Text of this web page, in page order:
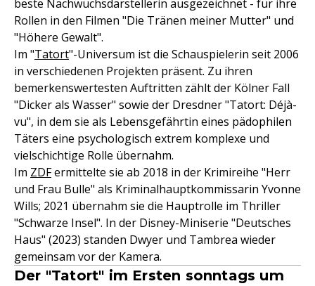
beste Nachwuchsdarstellerin ausgezeichnet - für ihre
Rollen in den Filmen "Die Tränen meiner Mutter" und
"Höhere Gewalt".
Im "Tatort"-Universum ist die Schauspielerin seit 2006
in verschiedenen Projekten präsent. Zu ihren
bemerkenswertesten Auftritten zählt der Kölner Fall
"Dicker als Wasser" sowie der Dresdner "Tatort: Déjà-
vu", in dem sie als Lebensgefährtin eines pädophilen
Täters eine psychologisch extrem komplexe und
vielschichtige Rolle übernahm.
Im ZDFermittelte sie ab 2018 in der Krimireihe "Herr
und Frau Bulle" als Kriminalhauptkommissarin Yvonne
Wills; 2021 übernahm sie die Hauptrolle im Thriller
"Schwarze Insel". In der Disney-Miniserie "Deutsches
Haus" (2023) standen Dwyer und Tambrea wieder
gemeinsam vor der Kamera.
Der "Tatort" im Ersten sonntags um